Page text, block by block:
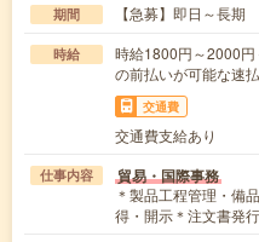
期間 【急募】即日～長期
時給
時給1800円～2000
の前払いが可能な速
交通費
交通費支給あり
仕事内容 貿易・国際事務
＊製品工程管理・備
得・開示＊注文書発